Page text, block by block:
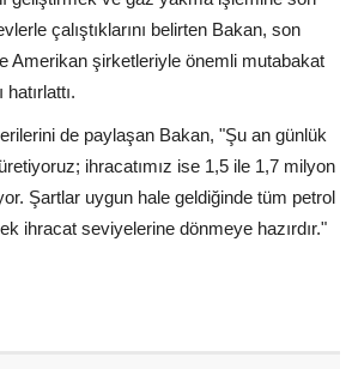
çalıştıklarını belirten Bakan, son
Amerikan şirketleriyle önemli mutabakat
hatırlattı.
de paylaşan Bakan, "Şu an günlük
ihracatımız ise 1,5 ile 1,7 milyon
Şartlar uygun hale geldiğinde tüm petrol
ihracat seviyelerine dönmeye hazırdır."